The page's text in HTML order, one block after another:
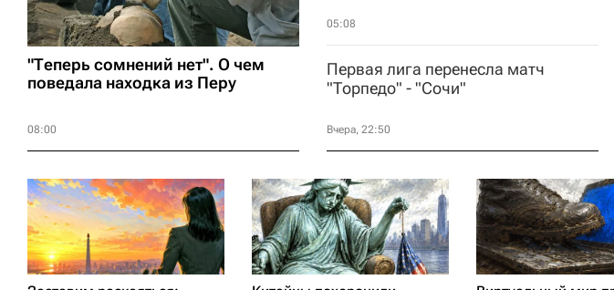
05:08
Первая лига перенесла матч
"Торпедо" - "Сочи"
Вчера, 22:50
"Теперь сомнений нет". О чем
поведала находка из Перу
08:00